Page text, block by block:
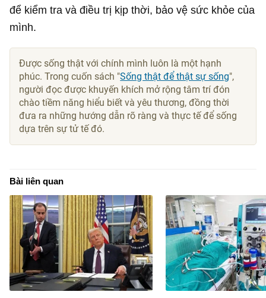
để kiểm tra và điều trị kịp thời, bảo vệ sức khỏe của
mình.
Được sống thật với chính mình luôn là một hạnh
phúc. Trong cuốn sách "Sống thật để thật sự sống",
người đọc được khuyến khích mở rộng tâm trí đón
chào tiềm năng hiểu biết và yêu thương, đồng thời
đưa ra những hướng dẫn rõ ràng và thực tế để sống
dựa trên sự tử tế đó.
Bài liên quan